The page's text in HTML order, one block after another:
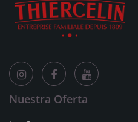
Nuestra Oferta